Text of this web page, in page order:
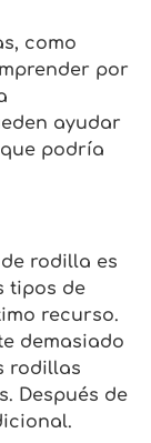
como
por
ayudar
podría
rodilla es
tipos de
recurso.
demasiado
rodillas
Después de